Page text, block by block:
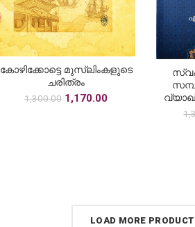
ADD TO CART
കോഴിക്കോട്ടെ മുസ്‌ലിംകളുടെ
ചരിത്രം
1,300.00 Original
1,170.00Current
LOAD MORE